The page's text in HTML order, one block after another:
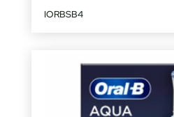
IORBSB4